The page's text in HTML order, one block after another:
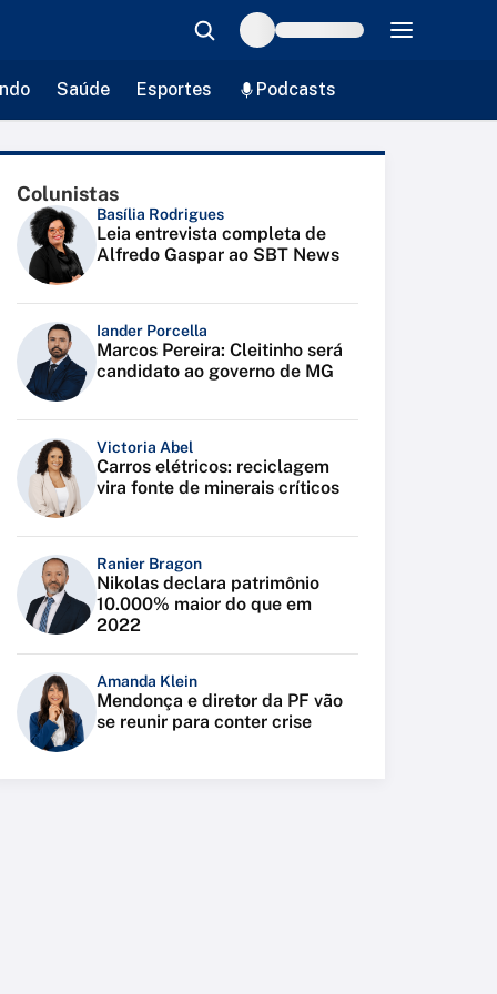
Saúde Esportes Podcasts
Colunistas
Basília Rodrigues
Leia entrevista completa de
Alfredo Gaspar ao SBT News
Iander Porcella
Marcos Pereira: Cleitinho será
candidato ao governo de MG
Victoria Abel
Carros elétricos: reciclagem
vira fonte de minerais críticos
Ranier Bragon
Nikolas declara patrimônio
10.000% maior do que em
2022
Amanda Klein
Mendonça e diretor da PF vão
se reunir para conter crise